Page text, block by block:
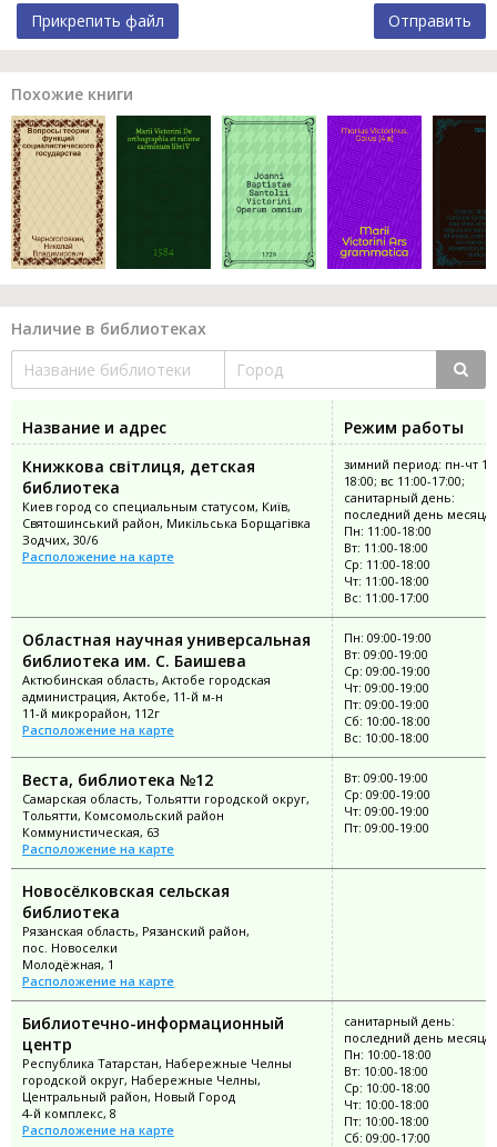
Прикрепить файл Отправить
Похожие книги
Наличие в библиотеках
Название и адрес
Режим работы
Книжкова світлиця, детская
библиотека
Киев город со специальным статусом, Київ,
Святошинський район, Микільська Борщагівка
Зодчих, 30/6
Расположение на карте
зимний период: пн-чт
18:00; вс 11:00-17:00;
санитарный день:
последний день месяца
Пн: 11:00-18:00
Вт: 11:00-18:00
Ср: 11:00-18:00
Чт: 11:00-18:00
Вс: 11:00-17:00
Областная научная универсальная
библиотека им. С. Баишева
Актюбинская область, Актобе городская
администрация, Актобе, 11-й м-н
11-й микрорайон, 112г
Расположение на карте
Пн: 09:00-19:00
Вт: 09:00-19:00
Ср: 09:00-19:00
Чт: 09:00-19:00
Пт: 09:00-19:00
Сб: 10:00-18:00
Вс: 10:00-18:00
Веста, библиотека №12
Самарская область, Тольятти городской округ,
Тольятти, Комсомольский район
Коммунистическая, 63
Расположение на карте
Вт: 09:00-19:00
Ср: 09:00-19:00
Чт: 09:00-19:00
Пт: 09:00-19:00
Новосёлковская сельская
библиотека
Рязанская область, Рязанский район,
пос. Новоселки
Молодёжная, 1
Расположение на карте
Библиотечно-информационный
центр
Республика Татарстан, Набережные Челны
городской округ, Набережные Челны,
Центральный район, Новый Город
4-й комплекс, 8
Расположение на карте
санитарный день:
последний день месяца
Пн: 10:00-18:00
Вт: 10:00-18:00
Ср: 10:00-18:00
Чт: 10:00-18:00
Пт: 10:00-18:00
Сб: 09:00-17:00